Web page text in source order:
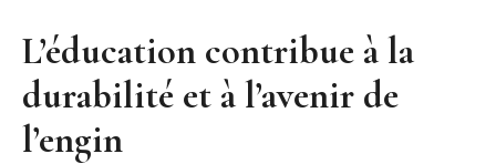
L’éducation contribue à la
durabilité et à l’avenir de
l’engin